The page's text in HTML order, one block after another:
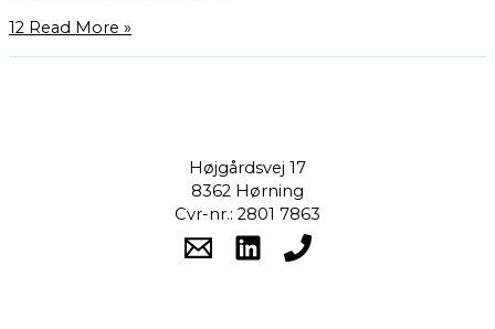
12 Read More »
Højgårdsvej 17
8362 Hørning
Cvr-nr.: 2801 7863